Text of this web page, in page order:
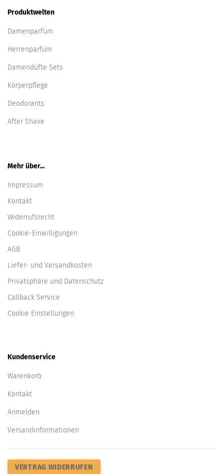
Produktwelten
Damenparfüm
Herrenparfüm
Damendüfte Sets
Körperpflege
Deodorants
After Shave
Mehr über...
Impressum
Kontakt
Widerrufsrecht
Cookie-Einwilligungen
AGB
Liefer- und Versandkosten
Privatsphäre und Datenschutz
Callback Service
Cookie Einstellungen
Kundenservice
Warenkorb
Kontakt
Anmelden
Versandinformationen
VERTRAG WIDERRUFEN